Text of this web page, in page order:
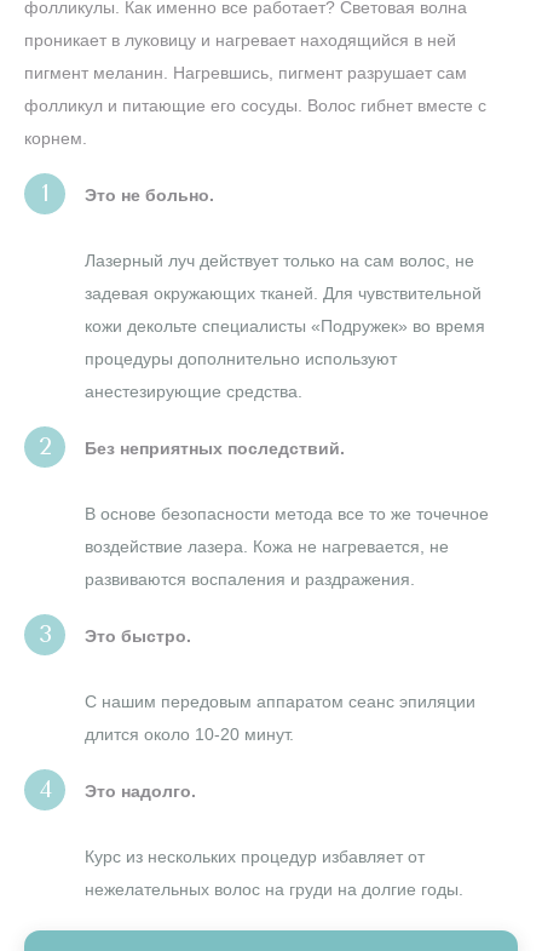
фолликулы. Как именно все работает? Световая волна
проникает в луковицу и нагревает находящийся в ней
пигмент меланин. Нагревшись, пигмент разрушает сам
фолликул и питающие его сосуды. Волос гибнет вместе с
корнем.
Это не больно.
Лазерный луч действует только на сам волос, не
задевая окружающих тканей. Для чувствительной
кожи декольте специалисты «Подружек» во время
процедуры дополнительно используют
анестезирующие средства.
Без неприятных последствий.
В основе безопасности метода все то же точечное
воздействие лазера. Кожа не нагревается, не
развиваются воспаления и раздражения.
Это быстро.
С нашим передовым аппаратом сеанс эпиляции
длится около 10-20 минут.
Это надолго.
Курс из нескольких процедур избавляет от
нежелательных волос на груди на долгие годы.